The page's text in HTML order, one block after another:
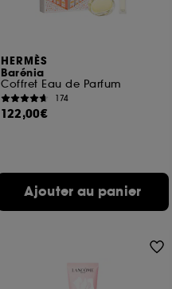
HERMÈS
Barénia
Coffret Eau de Parfum
174
122,00€
Ajouter au panier